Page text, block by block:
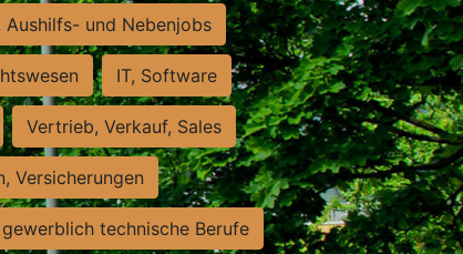
und Nebenjobs
IT, Software
Vertrieb, Verkauf, Sales
Versicherungen
technische Berufe